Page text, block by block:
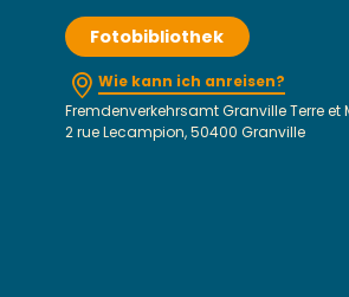
Fotobibliothek
Wie kann ich anreisen?
Fremdenverkehrsamt Granville Terre et
2 rue Lecampion, 50400 Granville